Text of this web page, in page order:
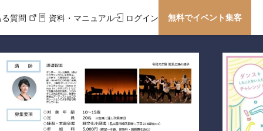
質問 資料・マニュアル ログイン 無料でイベント集客